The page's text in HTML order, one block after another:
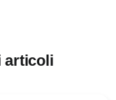
articoli